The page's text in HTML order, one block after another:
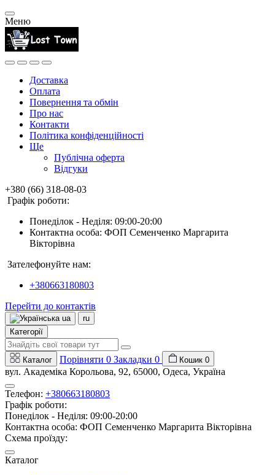
Меню
Доставка
Оплата
Повернення та обмін
Про нас
Контакти
Політика конфіденційності
Ще
Публічна оферта
Відгуки
+380 (66) 318-08-03
Графік роботи:
Понеділок - Неділя: 09:00-20:00
Контактна особа: ФОП Семенченко Маргарита
Вікторівна
Зателефонуйте нам:
+380663180803
Перейти до контактів
ua
ru
Категорії
Каталог Порівняти 0 Закладки 0 Кошик 0
вул. Академіка Корольова, 92, 65000, Одеса, Україна
Телефон: +380663180803
Графік роботи:
Понеділок - Неділя: 09:00-20:00
Контактна особа: ФОП Семенченко Маргарита Вікторівна
Схема проїзду:
Каталог